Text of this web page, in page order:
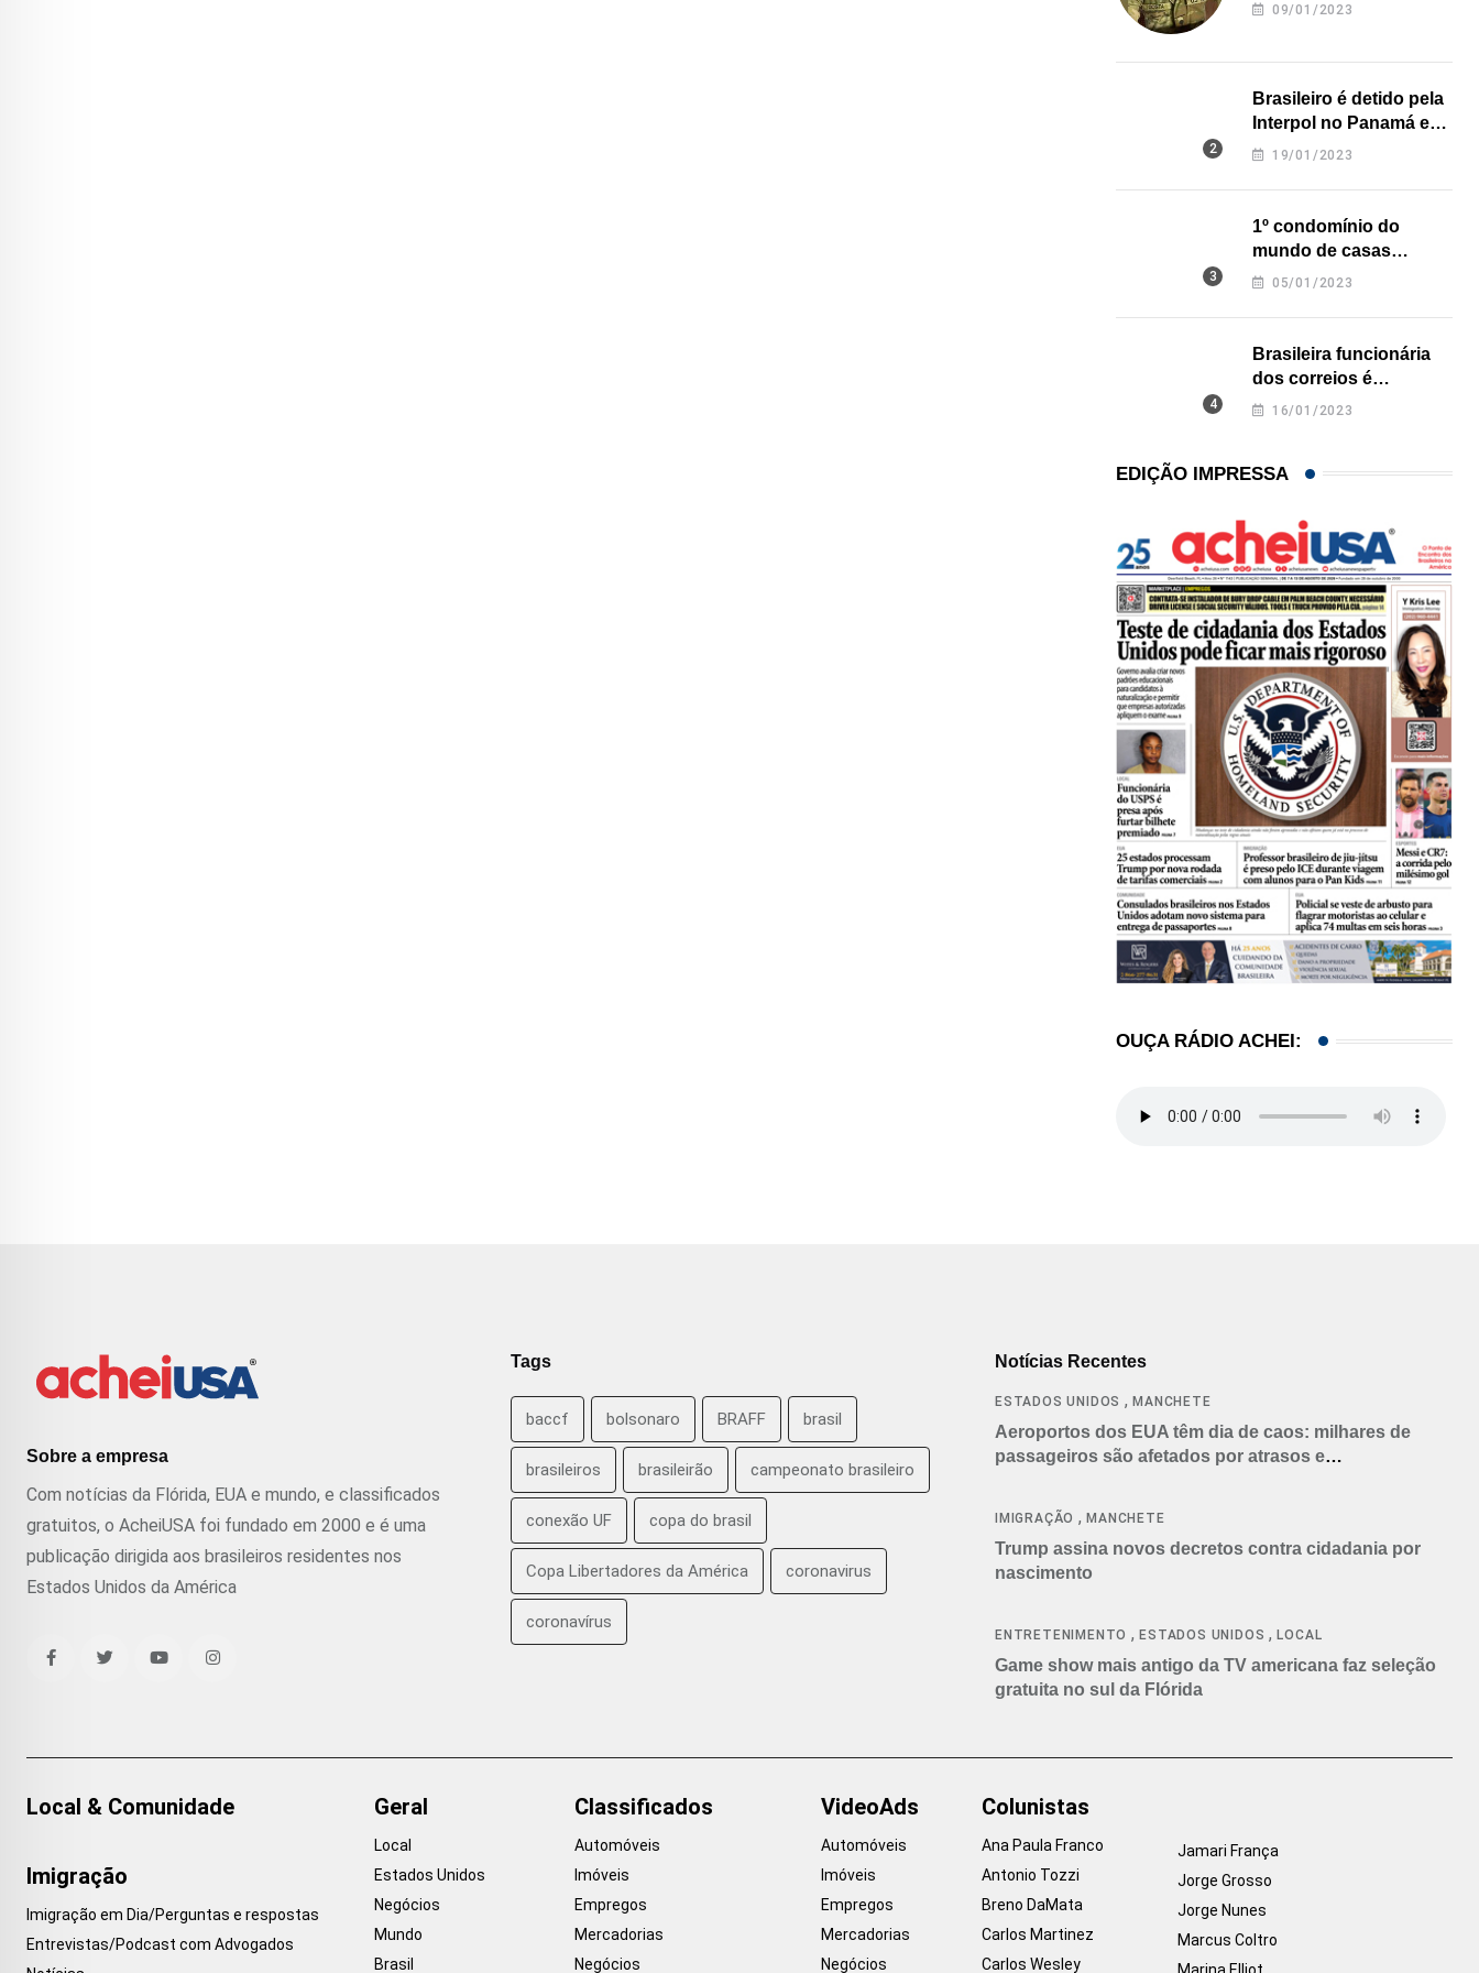
09/01/2023
Brasileiro é detido pela
Interpol no Panamá e
pode pegar prisão
19/01/2023
1º condomínio do
mundo de casas
impressas em 3D é
05/01/2023
Brasileira funcionária
dos correios é
assassinada a facadas
16/01/2023
EDIÇÃO IMPRESSA
OUÇA RÁDIO ACHEI:
Sobre a empresa
Com notícias da Flórida, EUA e mundo, e classificados
gratuitos, o AcheiUSA foi fundado em 2000 e é uma
publicação dirigida aos brasileiros residentes nos
Estados Unidos da América
Tags
baccf bolsonaro BRAFF brasil
brasileiros brasileirão campeonato brasileiro
conexão UF copa do brasil
Copa Libertadores da América coronavirus
coronavírus
Notícias Recentes
ESTADOS UNIDOS ,MANCHETE
Aeroportos dos EUA têm dia de caos: milhares de
passageiros são afetados por atrasos e
IMIGRAÇÃO ,MANCHETE
Trump assina novos decretos contra cidadania por
nascimento
ENTRETENIMENTO ,ESTADOS UNIDOS ,LOCAL
Game show mais antigo da TV americana faz seleção
gratuita no sul da Flórida
Local & Comunidade
Imigração
Imigração em Dia/Perguntas e respostas
Entrevistas/Podcast com Advogados
Geral
Local
Estados Unidos
Negócios
Mundo
Brasil
Classificados
Automóveis
Imóveis
Empregos
Mercadorias
Negócios
VideoAds
Automóveis
Imóveis
Empregos
Mercadorias
Negócios
Colunistas
Ana Paula Franco
Antonio Tozzi
Breno DaMata
Carlos Martinez
Carlos Wesley
Jamari França
Jorge Grosso
Jorge Nunes
Marcus Coltro